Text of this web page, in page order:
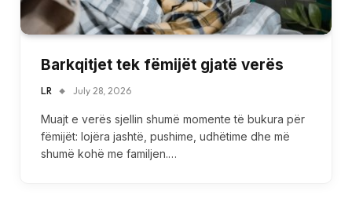
Barkqitjet tek fëmijët gjatë verës
LR July 28, 2026
Muajt e verës sjellin shumë momente të bukura për
fëmijët: lojëra jashtë, pushime, udhëtime dhe më
shumë kohë me familjen.…